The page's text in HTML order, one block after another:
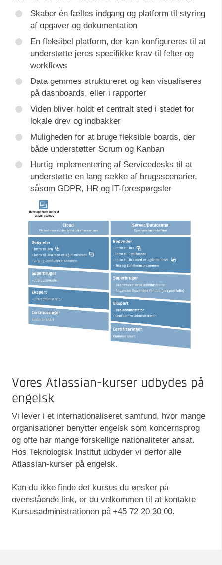
Skaber én fælles indgang og platform til styring
af opgaver og dokumentation
En fleksibel platform, der kan konfigureres til at
understøtte jeres specifikke krav til felter og
workflows
Data gemmes struktureret og kan visualiseres
på dashboards, eller i rapporter
Viden bliver holdt et centralt sted i stedet for
lokale drev og indbakker
Muligheden for at bruge fleksible boards, der
både understøtter Scrum og Kanban
Hurtig implementering af Servicedesks til at
understøtte en lang række af brugsscenarier,
såsom GDPR, HR og IT-forespørgsler
Vores Atlassian-kurser udbydes på
engelsk
Vi lever i et internationaliseret samfund, hvor mange
organisationer benytter engelsk som koncernsprog
og ofte har mange forskellige nationaliteter ansat.
Hos Teknologisk Institut udbyder vi derfor alle
Atlassian-kurser på engelsk.
Kan du ikke finde det kursus du ønsker på
ovenstående link, er du velkommen til at kontakte
Kursusadministrationen på +45 72 20 30 00.